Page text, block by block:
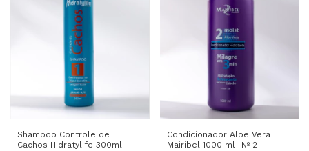
Shampoo Controle de
Cachos Hidratylife 300ml
Condicionador Aloe Vera
Mairibel 1000 ml- Nº 2